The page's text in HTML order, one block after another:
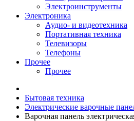
Электроинструменты
Электроника
Аудио- и видеотехника
Портативная техника
Телевизоры
Телефоны
Прочее
Прочее
Бытовая техника
Электрические варочные
Варочная панель